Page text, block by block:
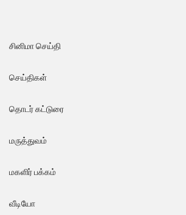
சினிமா செய்தி
செய்திகள்
தொடர் கட்டுரை
மருத்துவம்
மகளிர் பக்கம்
வீடியோ